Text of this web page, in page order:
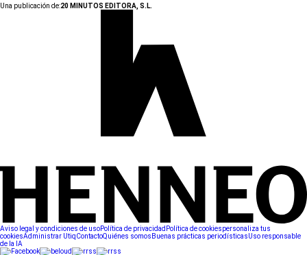
Una publicación de:20 MINUTOS EDITORA, S.L.
Aviso legal y condiciones de usoPolítica de privacidad Política de cookiespersonaliza tus
cookiesAdministrar UtiqContactoQuiénes somos Buenas prácticas periodísticasUso responsable
de la IA